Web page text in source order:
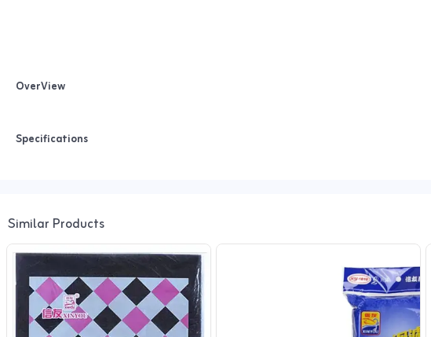
OverView
Specifications
Similar Products